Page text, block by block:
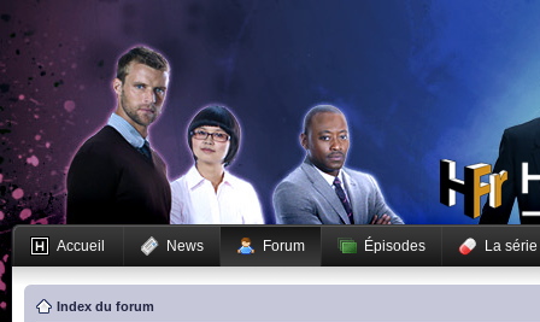
Accueil News Forum Épisodes La série
Index du forum